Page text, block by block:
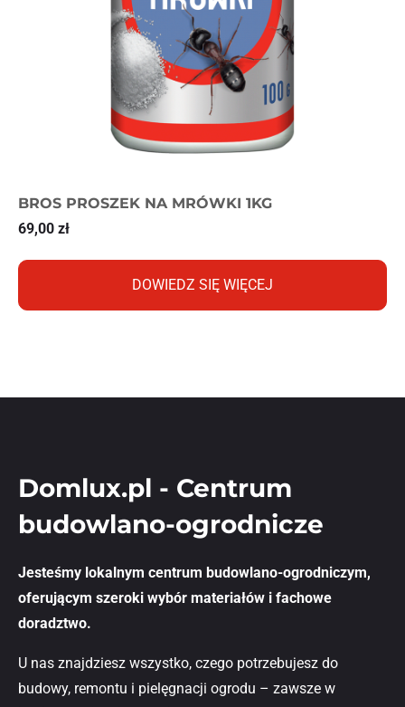
BROS PROSZEK NA MRÓWKI 1KG
69,00 zł
DOWIEDZ SIĘ WIĘCEJ
Domlux.pl - Centrum
budowlano-ogrodnicze
Jesteśmy lokalnym centrum budowlano-ogrodniczym,
oferującym szeroki wybór materiałów i fachowe
doradztwo.
U nas znajdziesz wszystko, czego potrzebujesz do
budowy, remontu i pielęgnacji ogrodu – zawsze w